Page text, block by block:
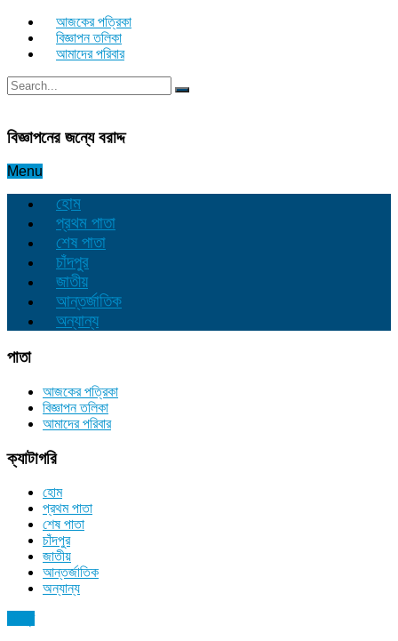
আজকের পত্রিকা
বিজ্ঞাপন তলিকা
আমাদের পরিবার
বিজ্ঞাপনের জন্যে বরাদ্দ
Menu
হোম
প্রথম পাতা
শেষ পাতা
চাঁদপুর
জাতীয়
আন্তর্জাতিক
অন্যান্য
পাতা
আজকের পত্রিকা
বিজ্ঞাপন তলিকা
আমাদের পরিবার
ক্যাটাগরি
হোম
প্রথম পাতা
শেষ পাতা
চাঁদপুর
জাতীয়
আন্তর্জাতিক
অন্যান্য